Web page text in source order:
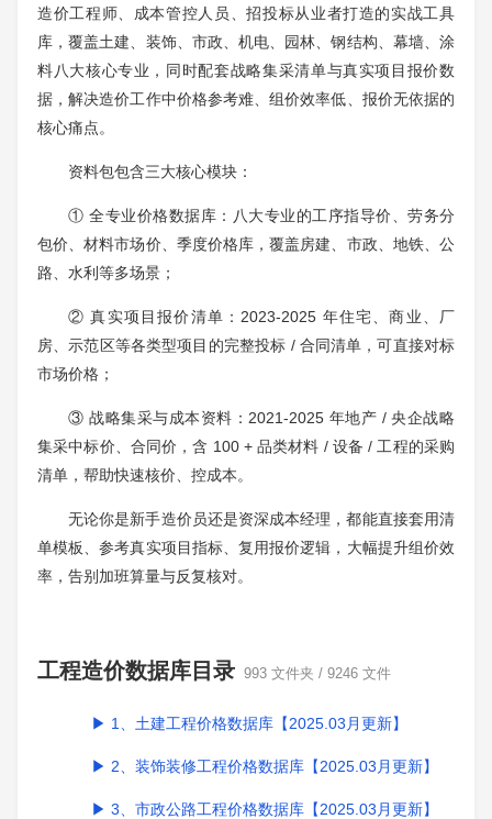
造价工程师、成本管控人员、招投标从业者打造的实战工具
库，覆盖土建、装饰、市政、机电、园林、钢结构、幕墙、涂
料八大核心专业，同时配套战略集采清单与真实项目报价数
据，解决造价工作中价格参考难、组价效率低、报价无依据的
核心痛点。
资料包包含三大核心模块：
① 全专业价格数据库：八大专业的工序指导价、劳务分
包价、材料市场价、季度价格库，覆盖房建、市政、地铁、公
路、水利等多场景；
② 真实项目报价清单：2023-2025 年住宅、商业、厂
房、示范区等各类型项目的完整投标 / 合同清单，可直接对标
市场价格；
③ 战略集采与成本资料：2021-2025 年地产 / 央企战略
集采中标价、合同价，含 100 + 品类材料 / 设备 / 工程的采购
清单，帮助快速核价、控成本。
无论你是新手造价员还是资深成本经理，都能直接套用清
单模板、参考真实项目指标、复用报价逻辑，大幅提升组价效
率，告别加班算量与反复核对。
工程造价数据库目录 993 文件夹 / 9246 文件
1、土建工程价格数据库【2025.03月更新】
2、装饰装修工程价格数据库【2025.03月更新】
3、市政公路工程价格数据库【2025.03月更新】